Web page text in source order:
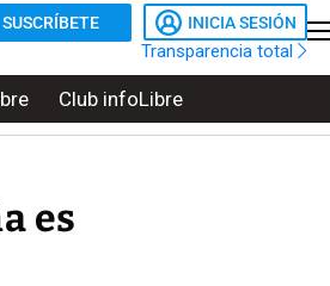
SUSCRÍBETE INICIA SESIÓN
Transparencia total
Club infoLibre
es